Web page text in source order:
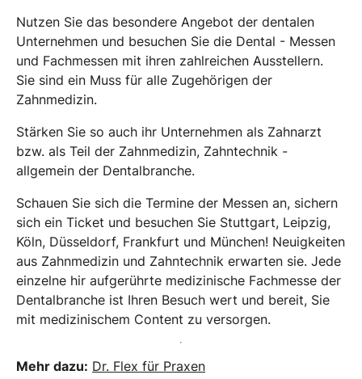
Nutzen Sie das besondere Angebot der dentalen
Unternehmen und besuchen Sie die Dental - Messen
und Fachmessen mit ihren zahlreichen Ausstellern.
Sie sind ein Muss für alle Zugehörigen der
Zahnmedizin.
Stärken Sie so auch ihr Unternehmen als Zahnarzt
bzw. als Teil der Zahnmedizin, Zahntechnik -
allgemein der Dentalbranche.
Schauen Sie sich die Termine der Messen an, sichern
sich ein Ticket und besuchen Sie Stuttgart, Leipzig,
Köln, Düsseldorf, Frankfurt und München! Neuigkeiten
aus Zahnmedizin und Zahntechnik erwarten sie. Jede
einzelne hir aufgerührte medizinische Fachmesse der
Dentalbranche ist Ihren Besuch wert und bereit, Sie
mit medizinischem Content zu versorgen.
Mehr dazu: Dr. Flex für Praxen